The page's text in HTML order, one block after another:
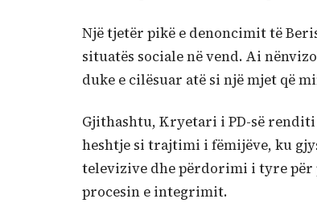
Një tjetër pikë e denoncimit të
situatës sociale në vend. Ai
duke e cilësuar atë si një mjet që
Gjithashtu, Kryetari i PD-së renditi
heshtje si trajtimi i fëmijëve, ku
televizive dhe përdorimi i tyre
procesin e integrimit.